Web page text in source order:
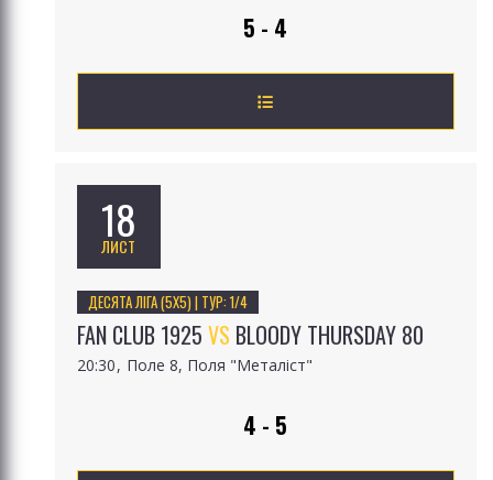
5 - 4
18
ЛИСТ
ДЕСЯТА ЛІГА (5Х5) | ТУР: 1/4
FAN CLUB 1925 VS BLOODY THURSDAY 80
20:30 Поле 8, Поля "Металіст"
4 - 5